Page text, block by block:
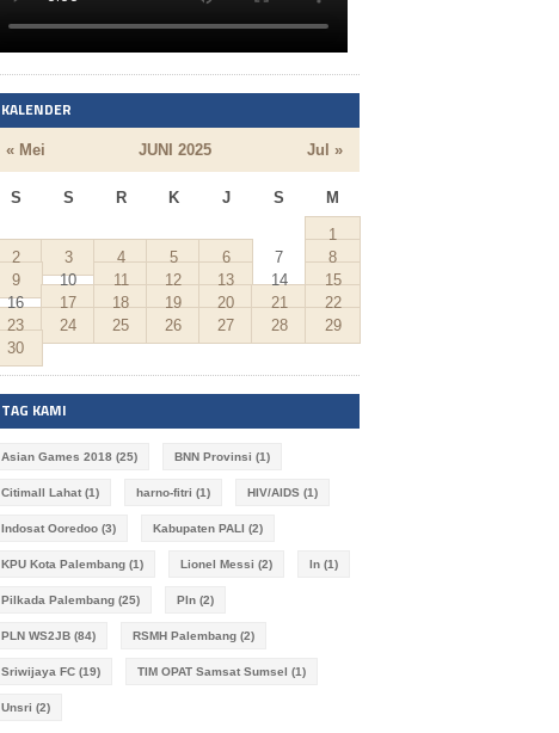
KALENDER
JUNI 2025
S S R K J S M
« Mei Jul »
1
2
3 4 5 6 7
8
9
10 11 12 13 14
15
16
17 18 19 20 21
22
23
24 25 26 27 28
29
30
TAG KAMI
Asian Games 2018 (25) BNN Provinsi (1)
Citimall Lahat (1) harno-fitri (1) HIV/AIDS (1)
Indosat Ooredoo (3) Kabupaten PALI (2)
KPU Kota Palembang (1) Lionel Messi (2) ln (1)
Pilkada Palembang (25) Pln (2)
PLN WS2JB (84) RSMH Palembang (2)
Sriwijaya FC (19) TIM OPAT Samsat Sumsel (1)
Unsri (2)